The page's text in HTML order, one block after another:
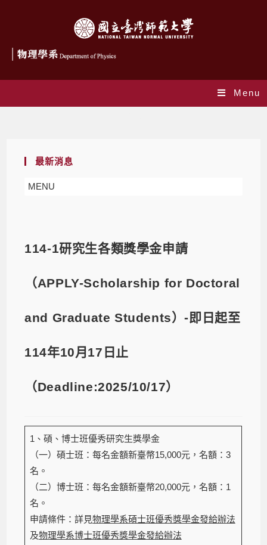
Menu
最新消息
MENU
114-1研究生各類獎學金申請
（APPLY-Scholarship for Doctoral
and Graduate Students）-即日起至
114年10月17日止
（Deadline:2025/10/17）
1、碩、博士班優秀研究生獎學金
（一）碩士班：每名金額新臺幣15,000元，名額：3
名。
（二）博士班：每名金額新臺幣20,000元，名額：1
名。
申請條件：詳見物理學系碩士班優秀獎學金發給辦法
及物理學系博士班優秀獎學金發給辦法